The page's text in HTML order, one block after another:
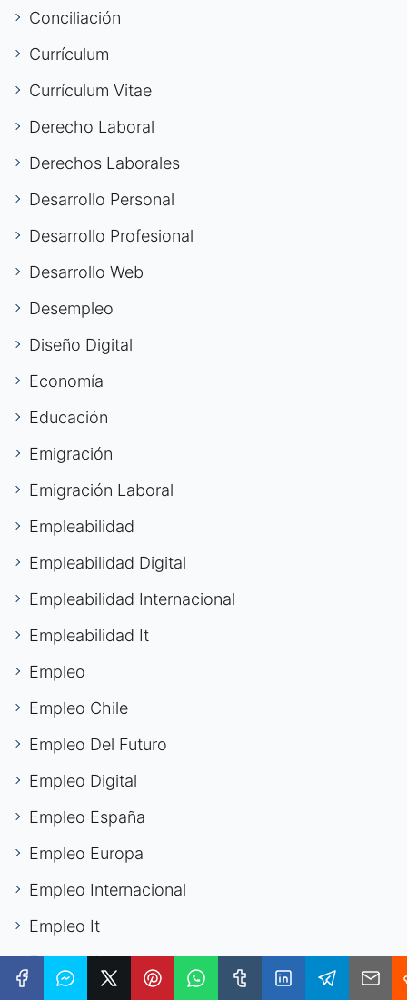
Conciliación
Currículum
Currículum Vitae
Derecho Laboral
Derechos Laborales
Desarrollo Personal
Desarrollo Profesional
Desarrollo Web
Desempleo
Diseño Digital
Economía
Educación
Emigración
Emigración Laboral
Empleabilidad
Empleabilidad Digital
Empleabilidad Internacional
Empleabilidad It
Empleo
Empleo Chile
Empleo Del Futuro
Empleo Digital
Empleo España
Empleo Europa
Empleo Internacional
Empleo It
Empleo Joven